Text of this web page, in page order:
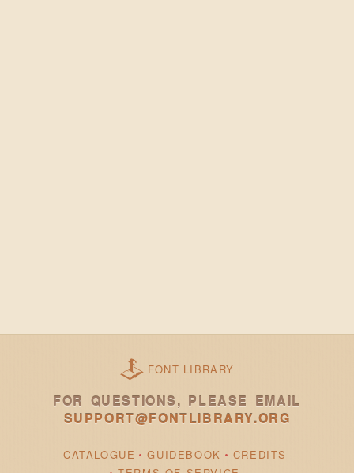
FONT LIBRARY
FOR QUESTIONS, PLEASE EMAIL
SUPPORT@FONTLIBRARY.ORG
CATALOGUE GUIDEBOOK
CREDITS